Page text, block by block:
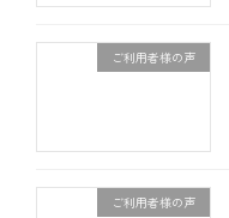
ご利用者様の声
ご利用者様の声